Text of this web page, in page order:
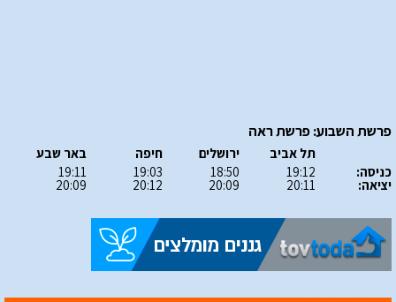
פרשת השבוע: פרשת ראה
כניסה:
יציאה:
תל אביב
19:12
20:11
ירושלים
18:50
20:09
חיפה
19:03
20:12
באר שבע
19:11
20:09